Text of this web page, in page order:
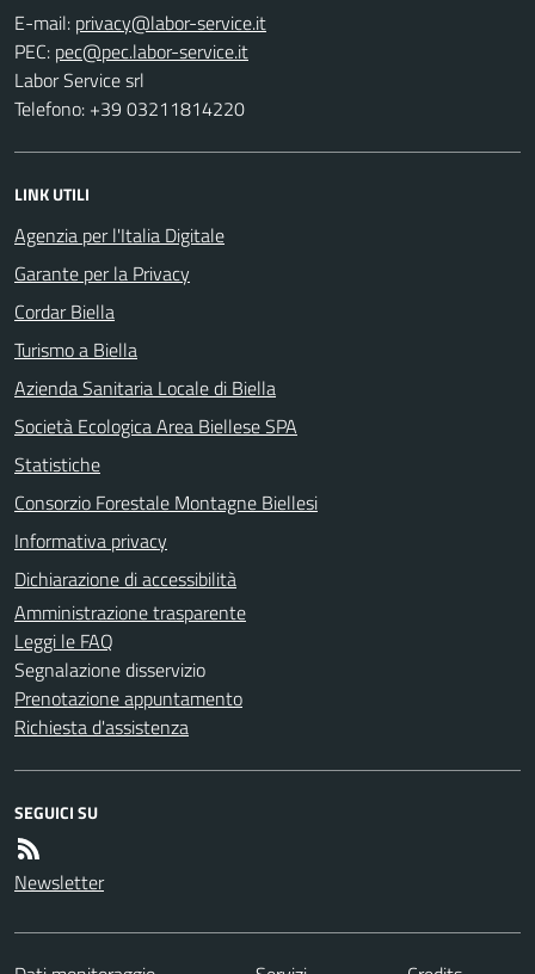
E-mail:
PEC:
Labor Service srl
Telefono: +39 03211814220
LINK UTILI
Agenzia per l'Italia Digitale
Garante per la Privacy
Cordar Biella
Turismo a Biella
Azienda Sanitaria Locale di Biella
Società Ecologica Area Biellese SPA
Statistiche
Consorzio Forestale Montagne Biellesi
Informativa privacy
Dichiarazione di accessibilità
Amministrazione trasparente
Leggi le FAQ
Segnalazione disservizio
Prenotazione appuntamento
Richiesta d'assistenza
SEGUICI SU
Newsletter